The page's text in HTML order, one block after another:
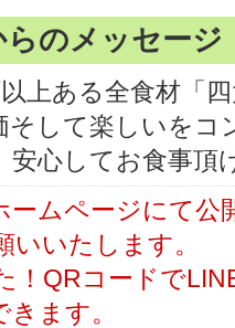
のメッセージ
上ある全食材「
そして楽しいを
安心してお食事頂
ームページにて
いたします。
！QRコードで
ます。